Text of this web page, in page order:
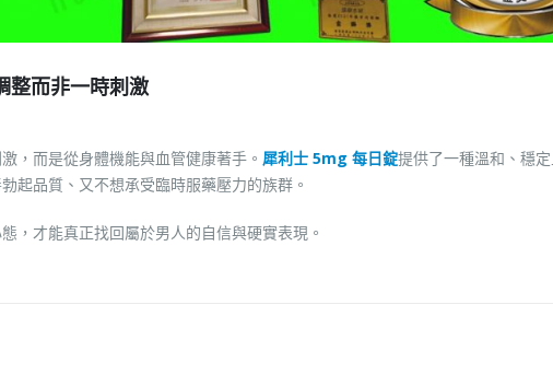
整而非一時刺激
，而是從身體機能與血管健康著手。 犀利士 5mg 每日錠提供了一種溫和、穩
起品質、又不想承受臨時服藥壓力的族群。
，才能真正找回屬於男人的自信與硬實表現。